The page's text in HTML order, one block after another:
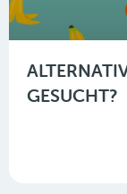
GESUCHT?